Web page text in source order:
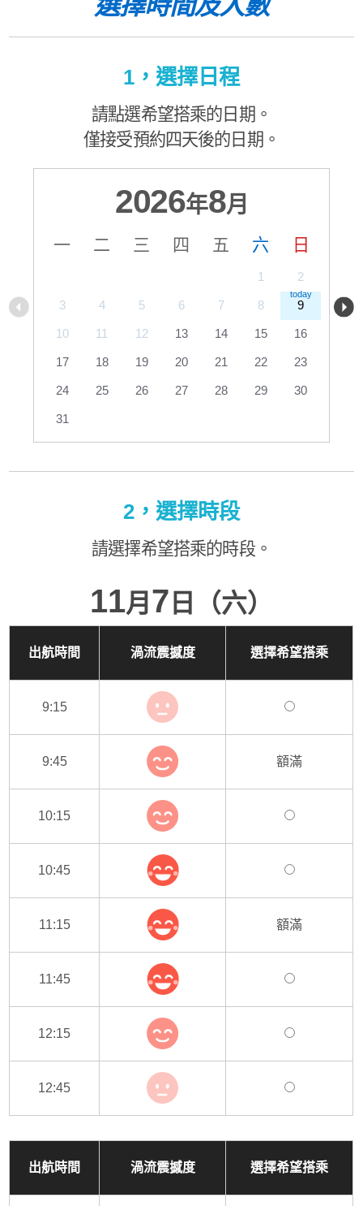
1，選擇日程
請點選希望搭乘的日期。
僅接受預約四天後的日期。
2026年8月
一 二 三 四 五 六 日
1 2
3 4 5 6 7 8 9
10 11 12 13 14 15 16
17 18 19 20 21 22 23
24 25 26 27 28 29 30
31
2，選擇時段
請選擇希望搭乘的時段。
11月 7 日（六）
出航時間 渦流震撼度 選擇希望搭乘
9:15
9:45 額滿
10:15
10:45
11:15 額滿
11:45
12:15
12:45
出航時間 渦流震撼度 選擇希望搭乘